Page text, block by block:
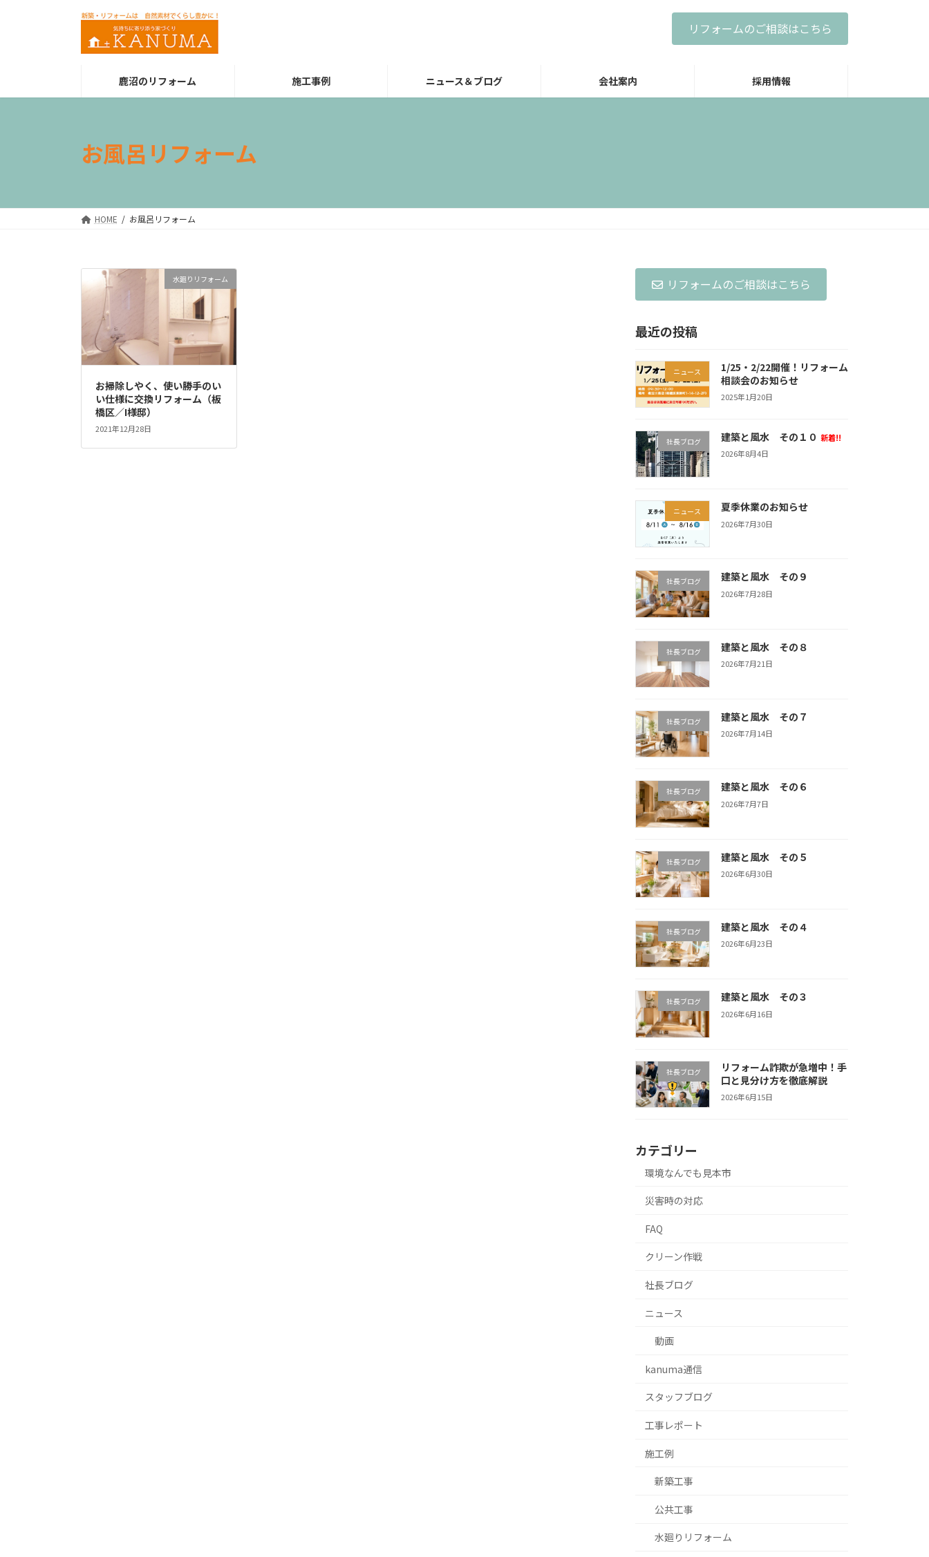
リフォームのご相談はこちら
鹿沼のリフォーム 施工事例 ニュース＆ブログ 会社案内 採用情報
お風呂リフォーム
HOME お風呂リフォーム
水廻りリフォーム
お掃除しやく、使い勝手のい
い仕様に交換リフォーム（板
橋区／I様邸）
2021年12月28日
リフォームのご相談はこちら
最近の投稿
ニュース
1/25・2/22開催！リフォーム
相談会のお知らせ
2025年1月20日
社長ブログ 建築と風水 その１０ 新着!!
2026年8月4日
ニュース 夏季休業のお知らせ
2026年7月30日
社長ブログ 建築と風水 その９
2026年7月28日
社長ブログ 建築と風水 その８
2026年7月21日
社長ブログ 建築と風水 その７
2026年7月14日
社長ブログ 建築と風水 その６
2026年7月7日
社長ブログ 建築と風水 その５
2026年6月30日
社長ブログ 建築と風水 その４
2026年6月23日
社長ブログ 建築と風水 その３
2026年6月16日
社長ブログ
リフォーム詐欺が急増中！手
口と見分け方を徹底解説
2026年6月15日
カテゴリー
環境なんでも見本市
災害時の対応
FAQ
クリーン作戦
社長ブログ
ニュース
動画
kanuma通信
スタッフブログ
⼯事レポート
施工例
新築工事
公共工事
水廻りリフォーム